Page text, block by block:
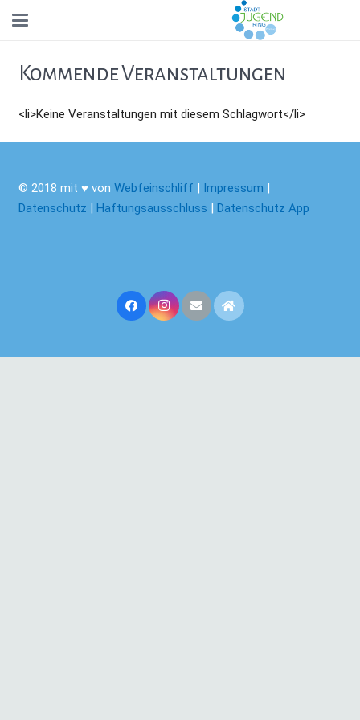
Kommende Veranstaltungen
<li>Keine Veranstaltungen mit diesem Schlagwort</li>
© 2018 mit ♥ von Webfeinschliff | Impressum |
Datenschutz | Haftungsausschluss | Datenschutz App